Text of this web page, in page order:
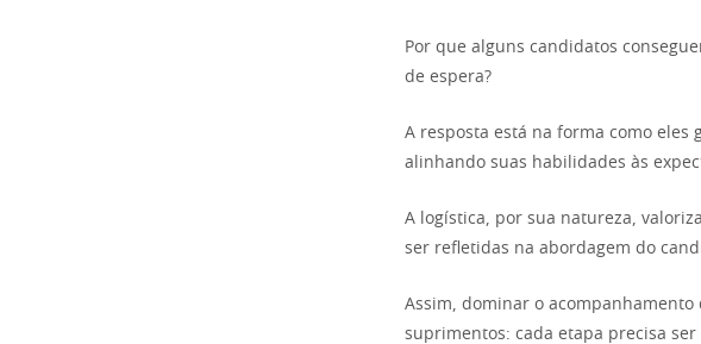
Por que alguns candidatos
de espera?
A resposta está na forma como eles
alinhando suas habilidades às
A logística, por sua natureza,
ser refletidas na abordagem do
Assim, dominar o acompanhamento
suprimentos: cada etapa precisa